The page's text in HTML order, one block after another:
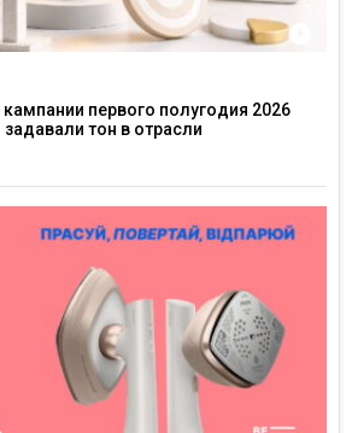
первого полугодия 2026
тон в отрасли